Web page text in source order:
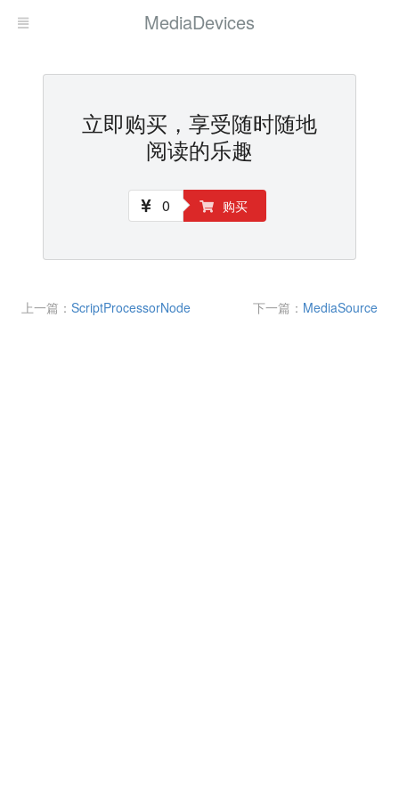
MediaDevices
立即购买，享受随时随地
阅读的乐趣
0 购买
上一篇： ScriptProcessorNode 下一篇： MediaSource